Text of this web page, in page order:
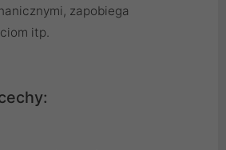
zapobiega
itp.